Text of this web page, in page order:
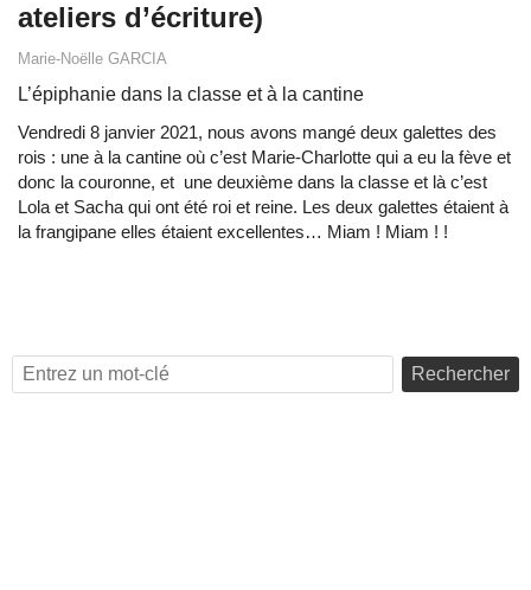
ateliers d’écriture)
Marie-Noëlle GARCIA
L’épiphanie dans la classe et à la cantine
Vendredi 8 janvier 2021, nous avons mangé deux galettes des
rois : une à la cantine où c’est Marie-Charlotte qui a eu la fève et
donc la couronne, et une deuxième dans la classe et là c’est
Lola et Sacha qui ont été roi et reine. Les deux galettes étaient à
la frangipane elles étaient excellentes… Miam ! Miam ! !
Rechercher